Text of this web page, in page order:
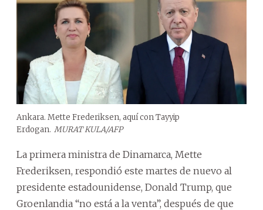
Ankara. Mette Frederiksen, aquí con Tayyip
Erdogan. MURAT KULA/AFP
La primera ministra de Dinamarca, Mette
Frederiksen, respondió este martes de nuevo al
presidente estadounidense, Donald Trump, que
Groenlandia “no está a la venta”, después de que